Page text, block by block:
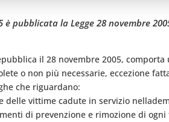
è pubblicata la Legge 28 novembre
il 28 novembre 2005,
o non più necessarie, eccezione
che riguardano:
vittime cadute in servizio
di prevenzione e rimozione di